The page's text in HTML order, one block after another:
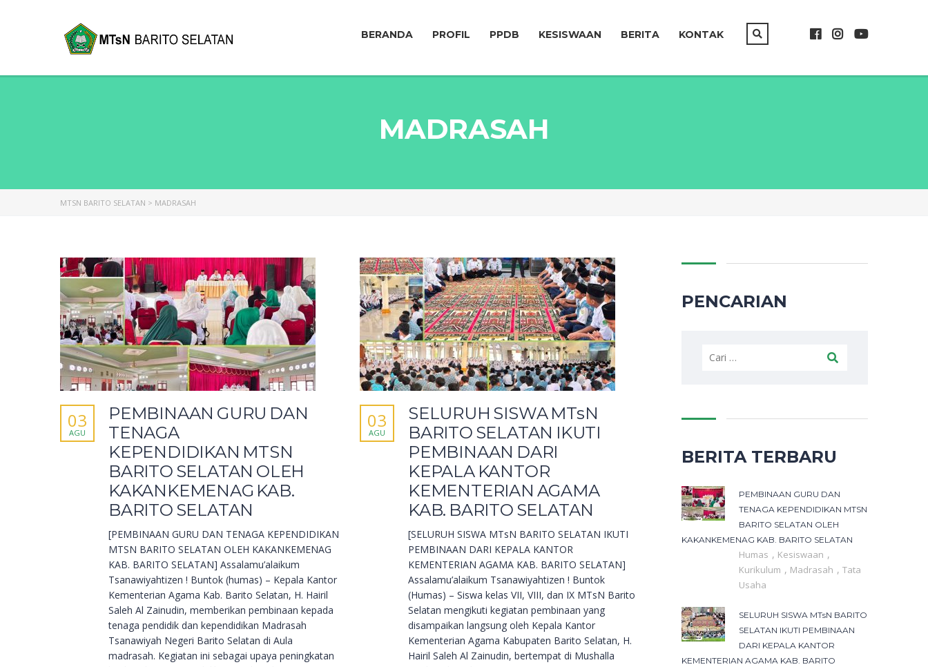
BERANDA PROFIL PPDB KESISWAAN BERITA KONTAK
MADRASAH
MTSN BARITO SELATAN > MADRASAH
PEMBINAAN GURU DAN
TENAGA
KEPENDIDIKAN MTSN
BARITO SELATAN OLEH
KAKANKEMENAG KAB.
BARITO SELATAN
03
AGU
[PEMBINAAN GURU DAN TENAGA KEPENDIDIKAN
MTSN BARITO SELATAN OLEH KAKANKEMENAG
KAB. BARITO SELATAN] Assalamu’alaikum
Tsanawiyahtizen ! Buntok (humas) – Kepala Kantor
Kementerian Agama Kab. Barito Selatan, H. Hairil
Saleh Al Zainudin, memberikan pembinaan kepada
tenaga pendidik dan kependidikan Madrasah
Tsanawiyah Negeri Barito Selatan di Aula
madrasah. Kegiatan ini sebagai upaya peningkatan
SELURUH SISWA MTsN
BARITO SELATAN IKUTI
PEMBINAAN DARI
KEPALA KANTOR
KEMENTERIAN AGAMA
KAB. BARITO SELATAN
03
AGU
[SELURUH SISWA MTsN BARITO SELATAN IKUTI
PEMBINAAN DARI KEPALA KANTOR
KEMENTERIAN AGAMA KAB. BARITO SELATAN]
Assalamu’alaikum Tsanawiyahtizen ! Buntok
(Humas) – Siswa kelas VII, VIII, dan IX MTsN Barito
Selatan mengikuti kegiatan pembinaan yang
disampaikan langsung oleh Kepala Kantor
Kementerian Agama Kabupaten Barito Selatan, H.
Hairil Saleh Al Zainudin, bertempat di Mushalla
PENCARIAN
Cari
BERITA TERBARU
PEMBINAAN GURU DAN
TENAGA KEPENDIDIKAN MTSN
BARITO SELATAN OLEH
KAKANKEMENAG KAB. BARITO SELATAN
Humas , Kesiswaan ,
Kurikulum , Madrasah , Tata
Usaha
SELURUH SISWA MTsN BARITO
SELATAN IKUTI PEMBINAAN
DARI KEPALA KANTOR
KEMENTERIAN AGAMA KAB. BARITO